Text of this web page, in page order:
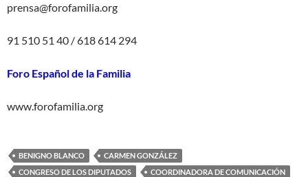
prensa@forofamilia.org
91 510 51 40 / 618 614 294
Foro Español de la Familia
www.forofamilia.org
BENIGNO BLANCO
CARMEN GONZÁLEZ
CONGRESO DE LOS DIPUTADOS
COORDINADORA DE COMUNICACIÓN